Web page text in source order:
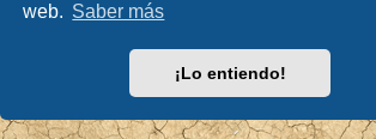
web. Saber más
¡Lo entiendo!